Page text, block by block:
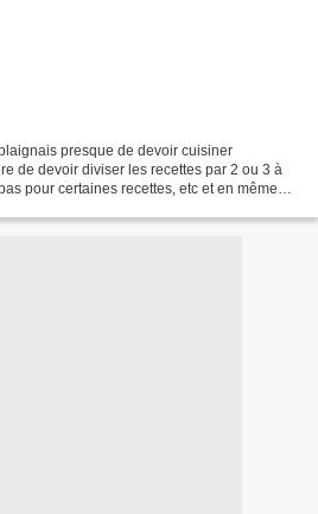
presque de devoir cuisiner
de devoir diviser les recettes par 2 ou 3 à
pour certaines recettes, etc et en même